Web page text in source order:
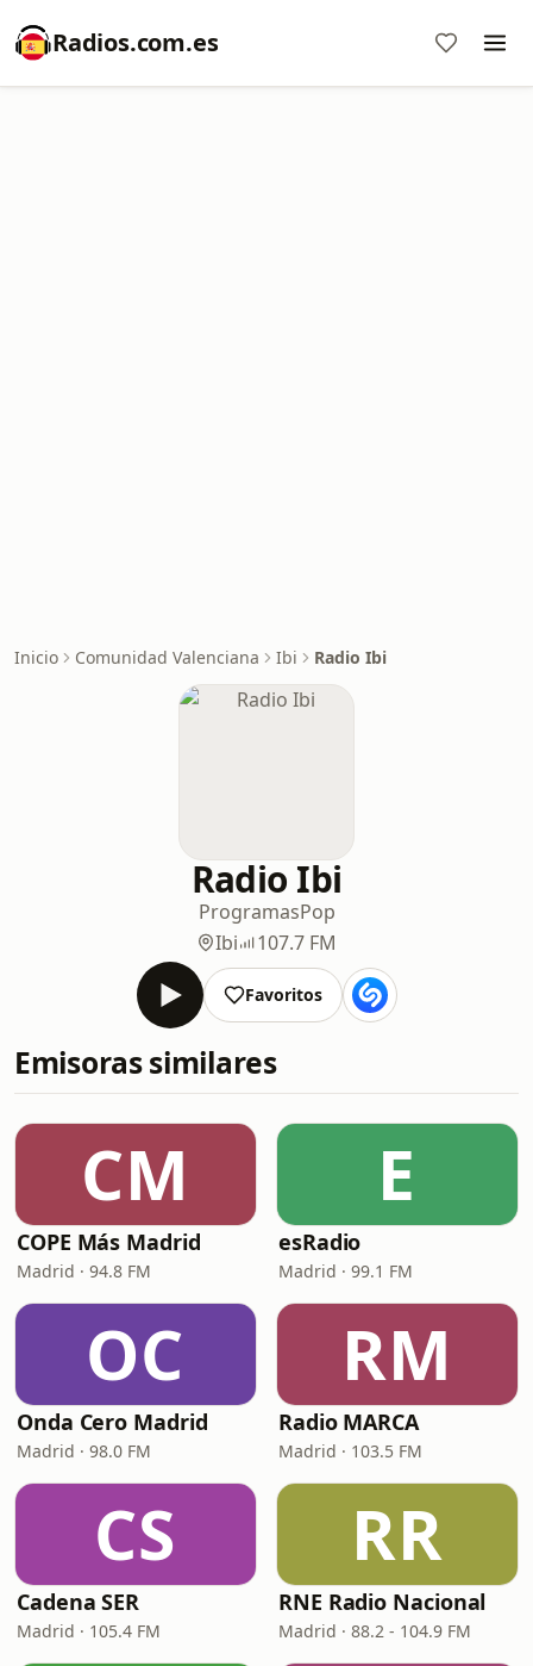
Radios.com.es
Inicio Comunidad Valenciana Ibi Radio Ibi
Radio Ibi
ProgramasPop
Ibi
107.7 FM
Favoritos
Emisoras similares
CM
COPE Más Madrid
Madrid · 94.8 FM
E
esRadio
Madrid · 99.1 FM
OC
Onda Cero Madrid
Madrid · 98.0 FM
RM
Radio MARCA
Madrid · 103.5 FM
CS
Cadena SER
Madrid · 105.4 FM
RR
RNE Radio Nacional
Madrid · 88.2 - 104.9 FM